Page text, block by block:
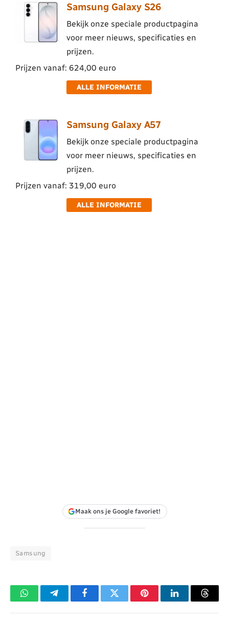
Samsung Galaxy S26
Bekijk onze speciale productpagina
voor meer nieuws, specificaties en
prijzen.
Prijzen vanaf: 624,00 euro
ALLE INFORMATIE
Samsung Galaxy A57
Bekijk onze speciale productpagina
voor meer nieuws, specificaties en
prijzen.
Prijzen vanaf: 319,00 euro
ALLE INFORMATIE
Maak ons je Google favoriet!
Samsung
WhatsAppTelegramFacebookTwitter PinterestLinkedIn